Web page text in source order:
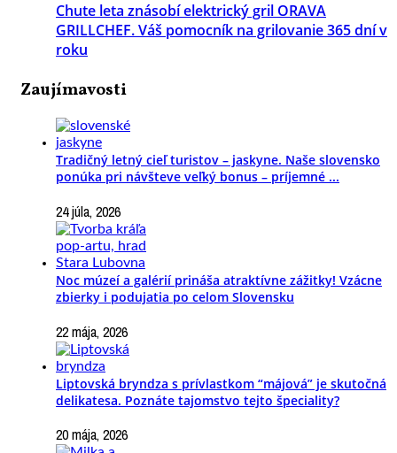
Chute leta znásobí elektrický gril ORAVA
GRILLCHEF. Váš pomocník na grilovanie 365 dní v
roku
Zaujímavosti
Tradičný letný cieľ turistov – jaskyne. Naše slovensko
ponúka pri návšteve veľký bonus – príjemné ...
24 júla, 2026
Noc múzeí a galérií prináša atraktívne zážitky! Vzácne
zbierky i podujatia po celom Slovensku
22 mája, 2026
Liptovská bryndza s prívlastkom “májová” je skutočná
delikatesa. Poznáte tajomstvo tejto špeciality?
20 mája, 2026